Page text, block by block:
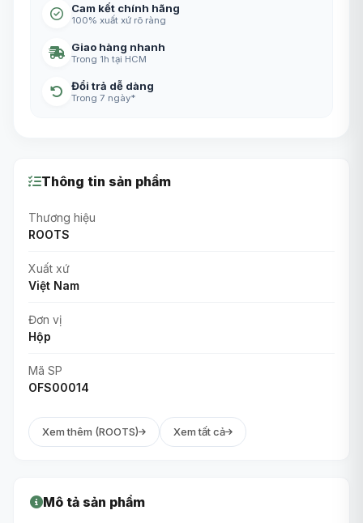
Cam kết chính hãng
100% xuất xứ rõ ràng
Giao hàng nhanh
Trong 1h tại HCM
Đổi trả dễ dàng
Trong 7 ngày*
Thông tin sản phẩm
Thương hiệu
ROOTS
Xuất xứ
Việt Nam
Đơn vị
Hộp
Mã SP
OFS00014
Xem thêm (ROOTS) Xem tất cả
Mô tả sản phẩm